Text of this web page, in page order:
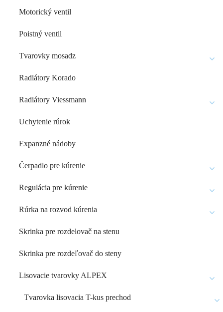
Motorický ventil
Poistný ventil
Tvarovky mosadz
Radiátory Korado
Radiátory Viessmann
Uchytenie rúrok
Expanzné nádoby
Čerpadlo pre kúrenie
Regulácia pre kúrenie
Rúrka na rozvod kúrenia
Skrinka pre rozdelovač na stenu
Skrinka pre rozdeľovač do steny
Lisovacie tvarovky ALPEX
Tvarovka lisovacia T-kus prechod